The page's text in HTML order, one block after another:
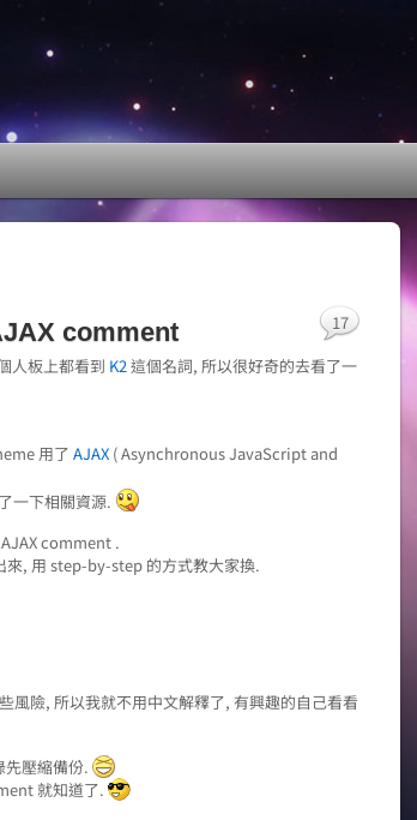
comment
人板上都看到 K2這個名詞, 所以很好奇的去看了一
用了 AJAX ( Asynchronous JavaScript and
一下相關資源.
comment .
來, 用 step-by-step 的方式教大家換.
風險, 所以我就不用中文解釋了, 有興趣的自己看看
先壓縮備份.
就知道了.
17